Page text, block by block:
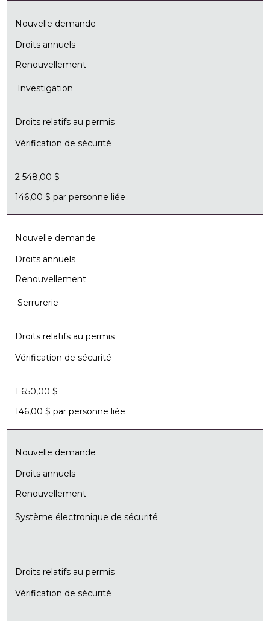
Nouvelle demande
Droits annuels
Renouvellement
Investigation
Droits relatifs au permis
Vérification de sécurité
2 548,00 $
146,00 $ par personne liée
Nouvelle demande
Droits annuels
Renouvellement
Serrurerie
Droits relatifs au permis
Vérification de sécurité
1 650,00 $
146,00 $ par personne liée
Nouvelle demande
Droits annuels
Renouvellement
Système électronique de sécurité
Droits relatifs au permis
Vérification de sécurité